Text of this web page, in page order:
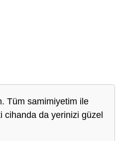
Tüm samimiyetim ile
cihanda da yerinizi güzel